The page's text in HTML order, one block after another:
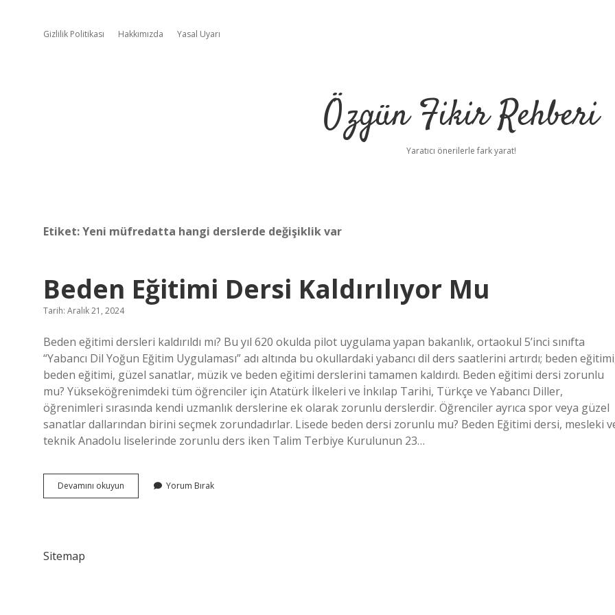
Gizlilik Politikası Hakkımızda Yasal Uyarı
Özgün Fikir Rehberi
Yaratıcı önerilerle fark yarat!
Etiket:Yeni müfredatta hangi derslerde değişiklik var
Beden Eğitimi Dersi Kaldırılıyor Mu
Tarih: Aralık 21, 2024
Beden eğitimi dersleri kaldırıldı mı? Bu yıl 620 okulda pilot uygulama yapan bakanlık, ortaokul 5’inci sınıfta
“Yabancı Dil Yoğun Eğitim Uygulaması” adı altında bu okullardaki yabancı dil ders saatlerini artırdı; beden
beden eğitimi, güzel sanatlar, müzik ve beden eğitimi derslerini tamamen kaldırdı. Beden eğitimi dersi zorunlu
mu? Yükseköğrenimdeki tüm öğrenciler için Atatürk İlkeleri ve İnkılap Tarihi, Türkçe ve Yabancı Diller,
öğrenimleri sırasında kendi uzmanlık derslerine ek olarak zorunlu derslerdir. Öğrenciler ayrıca spor veya güzel
sanatlar dallarından birini seçmek zorundadırlar. Lisede beden dersi zorunlu mu? Beden Eğitimi dersi, mesleki
teknik Anadolu liselerinde zorunlu ders iken Talim Terbiye Kurulunun 23…
Devamını okuyun
Eğitimi
Yorum Bırak
Sitemap